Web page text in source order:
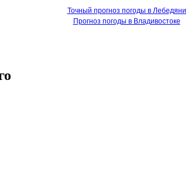
Точный прогноз погоды в Лебедяни
Прогноз погоды в Владивостоке